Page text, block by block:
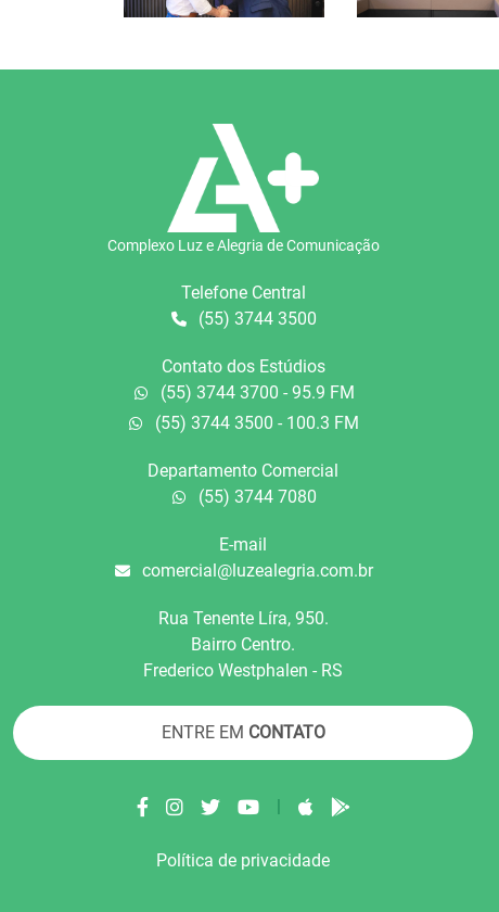
Complexo Luz e Alegria de Comunicação
Telefone Central
(55) 3744 3500
Contato dos Estúdios
(55) 3744 3700 - 95.9 FM
(55) 3744 3500 - 100.3 FM
Departamento Comercial
(55) 3744 7080
E-mail
comercial@luzealegria.com.br
Rua Tenente Líra, 950.
Bairro Centro.
Frederico Westphalen - RS
ENTRE EM CONTATO
|
Política de privacidade